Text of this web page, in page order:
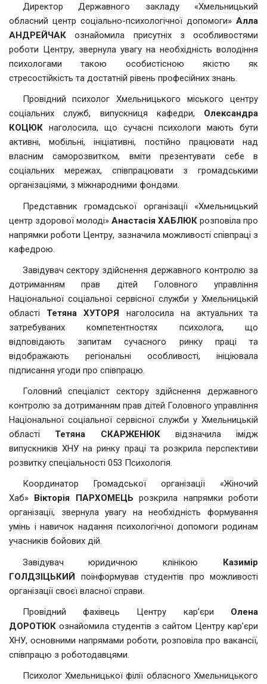
Директор Державного закладу «Хмельницький
обласний центр соціально-психологічної допомоги» Алла
АНДРЕЙЧАК ознайомила присутніх з особливостями
роботи Центру, звернула увагу на необхідність володіння
психологами такою особистісною якістю як
стресостійкість та достатній рівень професійних знань.
Провідний психолог Хмельницького міського центру
соціальних служб, випускниця кафедри, Олександра
КОЦЮК наголосила, що сучасні психологи мають бути
активні, мобільні, ініціативні, постійно працювати над
власним саморозвитком, вміти презентувати себе в
соціальних мережах, співпрацювати з громадськими
організаціями, з міжнародними фондами.
Представник громадської організації «Хмельницький
центр здорової молоді» Анастасія ХАБЛЮК розповіла про
напрямки роботи Центру, зазначила можливості співпраці з
кафедрою.
Завідувач сектору здійснення державного контролю за
дотриманням прав дітей Головного управління
Національної соціальної сервісної служби у Хмельницькій
області Тетяна ХУТОРЯ наголосила на актуальних та
затребуваних компетентностях психолога, що
відповідають запитам сучасного ринку праці та
відображають регіональні особливості, ініціювала
підписання угоди про співпрацю.
Головний спеціаліст сектору здійснення державного
контролю за дотриманням прав дітей Головного управління
Національної соціальної сервісної служби у Хмельницькій
області Тетяна СКАРЖЕНЮКвідзначила імідж
випускників ХНУ на ринку праці та розкрила перспективи
розвитку спеціальності 053 Психологія.
Координатор Громадської організації «Жіночий
Хаб» Вікторія ПАРХОМЕЦЬ розкрила напрямки роботи
організації, звернула увагу на необхідність формування
умінь і навичок надання психологічної допомоги родинам
учасників бойових дій.
Завідувач юридичною клінікою Казимір
ГОЛДЗІЦЬКИЙ поінформував студентів про можливості
організації своєї власної справи.
Провідний фахівець Центру кар’єри Олена
ДОРОТЮК ознайомила студентів з сайтом Центру кар’єри
ХНУ, основними напрямами роботи, розповіла про вакансії,
співпрацю з роботодавцями.
Психолог Хмельницької філії обласного Хмельницького